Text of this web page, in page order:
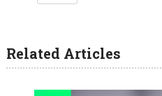
Related Articles